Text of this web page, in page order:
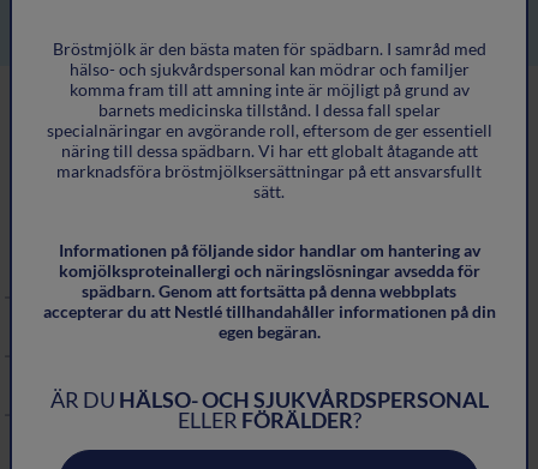
Översikt av symtomen
MATSMÄLTNING
Dysfagi
Kolik - HCP
Bröstmjölk är den bästa maten för spädbarn. I samråd med
hälso- och sjukvårdspersonal kan mödrar och familjer
komma fram till att amning inte är möjligt på grund av
barnets medicinska tillstånd. I dessa fall spelar
specialnäringar en avgörande roll, eftersom de ger essentiell
näring till dessa spädbarn. Vi har ett globalt åtagande att
marknadsföra bröstmjölksersättningar på ett ansvarsfullt
sätt.
Informationen på följande sidor handlar om hantering av
komjölksproteinallergi och näringslösningar avsedda för
spädbarn. Genom att fortsätta på denna webbplats
accepterar du att Nestlé tillhandahåller informationen på din
egen begäran.
ÄR DU HÄLSO- OCH SJUKVÅRDSPERSONAL
ELLER FÖRÄLDER?